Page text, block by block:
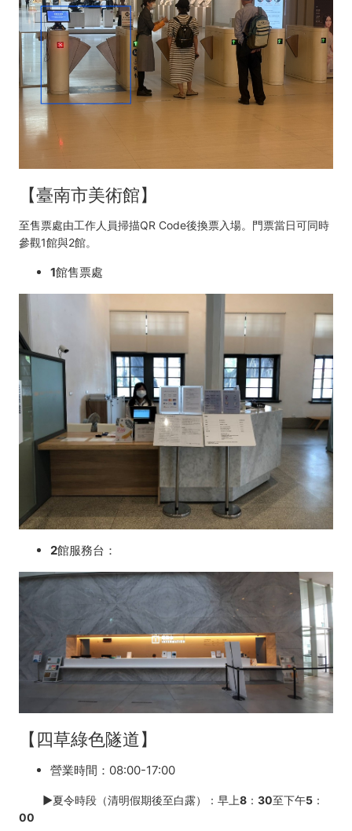
【臺南市美術館】
至售票處由工作人員掃描QR Code後換票入場。門票當日可同時
參觀1館與2館。
1館售票處
2館服務台：
【四草綠色隧道】
營業時間：08:00-17:00
►夏令時段（清明假期後至白露）：早上8：30至下午5：
00